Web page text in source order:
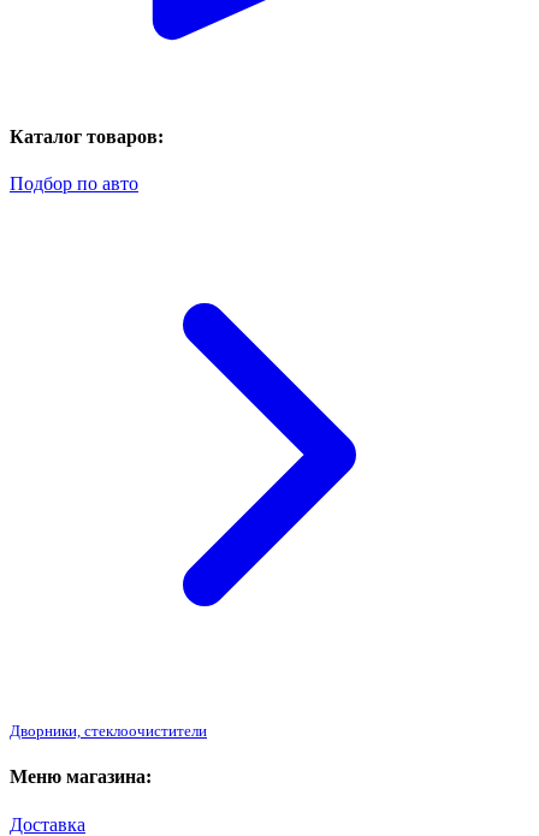
Каталог товаров:
Подбор по авто
Дворники, стеклоочистители
Меню магазина:
Доставка